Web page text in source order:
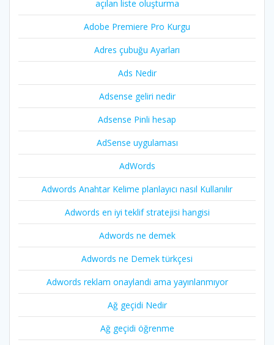
açılan liste oluşturma
Adobe Premiere Pro Kurgu
Adres çubuğu Ayarları
Ads Nedir
Adsense geliri nedir
Adsense Pinli hesap
AdSense uygulaması
AdWords
Adwords Anahtar Kelime planlayıcı nasıl Kullanılır
Adwords en iyi teklif stratejisi hangisi
Adwords ne demek
Adwords ne Demek türkçesi
Adwords reklam onaylandi ama yayınlanmıyor
Ağ geçidi Nedir
Ağ geçidi öğrenme